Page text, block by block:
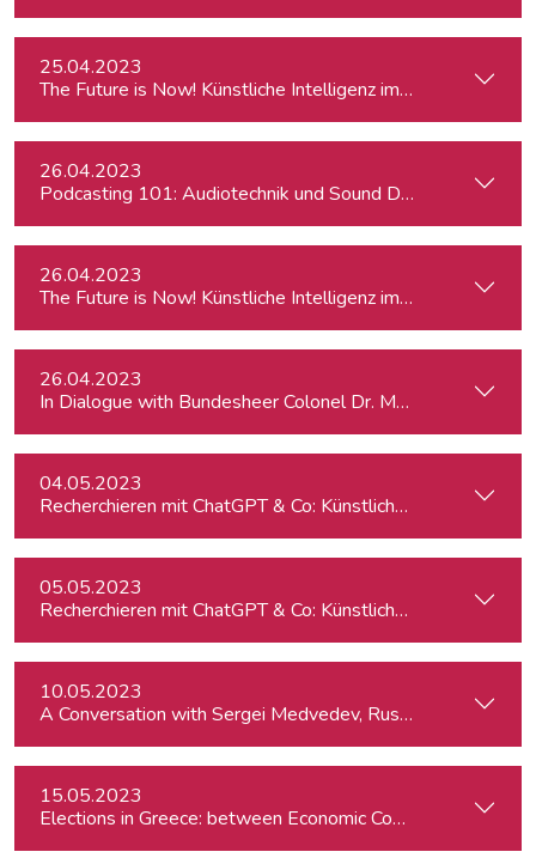
25.04.2023
The Future is Now! Künstliche Intelligenz im Journalismus:
26.04.2023
Podcasting 101: Audiotechnik und Sound Design
26.04.2023
The Future is Now! Künstliche Intelligenz im Journalismus:
26.04.2023
In Dialogue with Bundesheer Colonel Dr. Markus Reisner
04.05.2023
Recherchieren mit ChatGPT & Co: Künstliche Intelligenz im
05.05.2023
Recherchieren mit ChatGPT & Co: Künstliche Intelligenz im
10.05.2023
A Conversation with Sergei Medvedev, Russian Historian
15.05.2023
Elections in Greece: between Economic Concerns and the